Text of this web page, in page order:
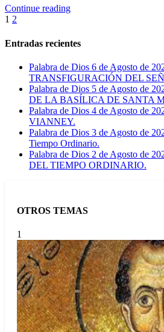
Continue reading
Paginación
de
1 2
Entradas recientes
Palabra de Dios 6 de Agosto de
TRANSFIGURACIÓN DEL
Palabra de Dios 5 de Agosto de
DE LA BASÍLICA DE SANTA
Palabra de Dios 4 de Agosto de
VIANNEY.
Palabra de Dios 3 de Agosto de
Tiempo Ordinario.
Palabra de Dios 2 de Agosto de
DEL TIEMPO ORDINARIO.
OTROS TEMAS
1